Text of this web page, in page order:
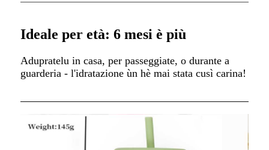
Ideale per età: 6 mesi è più
Adupratelu in casa, per passeggiate, o durante a
guarderia - l'idratazione ùn hè mai stata cusì carina!